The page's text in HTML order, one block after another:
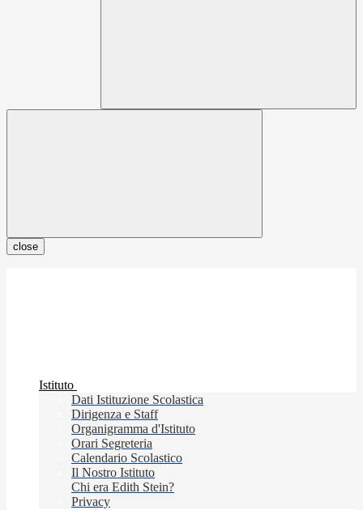
close
Istituto
Dati Istituzione Scolastica
Dirigenza e Staff
Organigramma d'Istituto
Orari Segreteria
Calendario Scolastico
Il Nostro Istituto
Chi era Edith Stein?
Privacy